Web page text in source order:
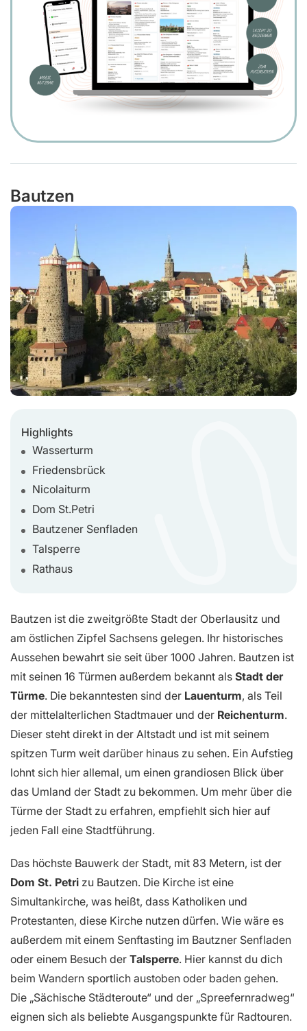
Bautzen
Highlights
Wasserturm
Friedensbrück
Nicolaiturm
Dom St.Petri
Bautzener Senfladen
Talsperre
Rathaus
Bautzen ist die zweitgrößte Stadt der Oberlausitz und
am östlichen Zipfel Sachsens gelegen. Ihr historisches
Aussehen bewahrt sie seit über 1000 Jahren. Bautzen ist
mit seinen 16 Türmen außerdem bekannt als Stadt der
Türme. Die bekanntesten sind der Lauenturm, als Teil
der mittelalterlichen Stadtmauer und der Reichenturm.
Dieser steht direkt in der Altstadt und ist mit seinem
spitzen Turm weit darüber hinaus zu sehen. Ein Aufstieg
lohnt sich hier allemal, um einen grandiosen Blick über
das Umland der Stadt zu bekommen. Um mehr über die
Türme der Stadt zu erfahren, empfiehlt sich hier auf
jeden Fall eine Stadtführung.
Das höchste Bauwerk der Stadt, mit 83 Metern, ist der
Dom St. Petri zu Bautzen. Die Kirche ist eine
Simultankirche, was heißt, dass Katholiken und
Protestanten, diese Kirche nutzen dürfen. Wie wäre es
außerdem mit einem Senftasting im Bautzner Senfladen
oder einem Besuch der Talsperre. Hier kannst du dich
beim Wandern sportlich austoben oder baden gehen.
Die „Sächische Städteroute“ und der „Spreefernradweg“
eignen sich als beliebte Ausgangspunkte für Radtouren.